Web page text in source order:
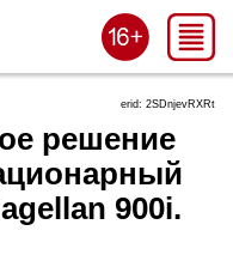
erid: 2SDnjevRXRt
решение
900i.